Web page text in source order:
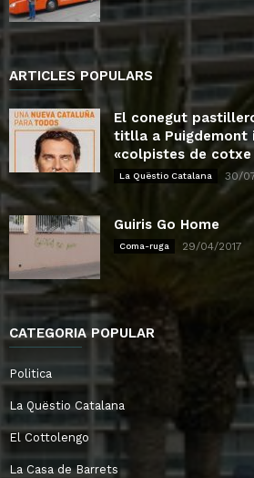
ARTICLES POPULARS
El conegut
titlla a Puigdemont
«colpistes de
La Quëstio Catalana 30/
Guiris Go Home
Coma-ruga 29/04/2017
CATEGORIA POPULAR
Politica
La Quëstio Catalana
El Cottolengo
La Casa de Barrets